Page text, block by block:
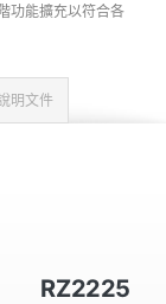
功能擴充以符合各
明文件
RZ2225